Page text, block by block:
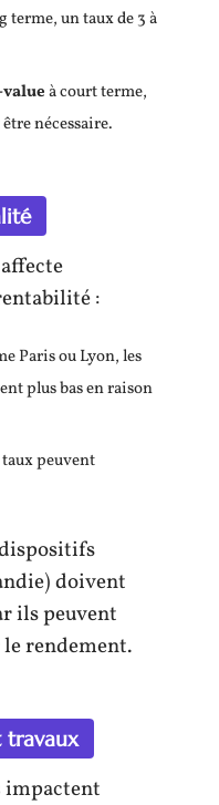
terme, un taux de 3 à
à court terme,
nécessaire.
:
Paris ou Lyon, les
plus bas en raison
peuvent
doivent
ils peuvent
rendement.
travaux
impactent